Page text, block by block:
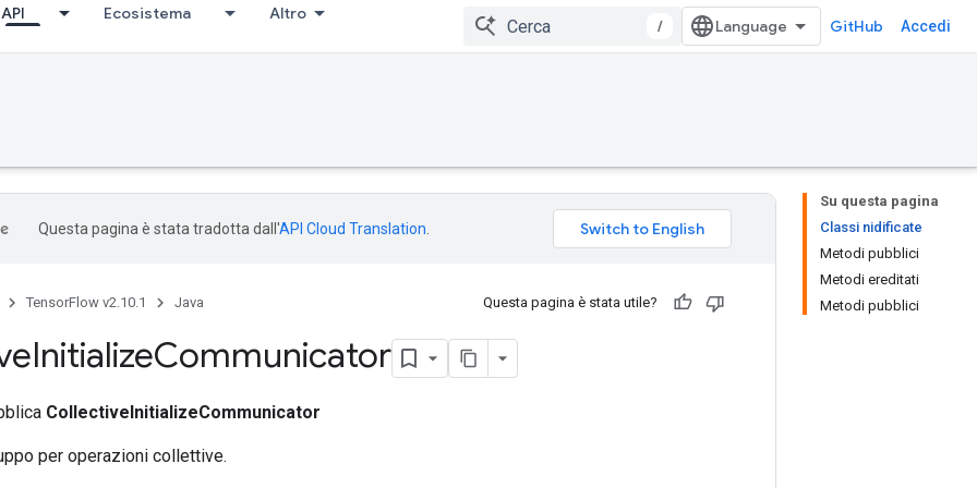
API Ecosistema Altro
/ GitHub Accedi
Su questa pagina
Classi nidificate
Metodi pubblici
Metodi ereditati
Metodi pubblici
Questa pagina è stata tradotta dall'API Cloud Translation
TensorFlow v2.10.1 Java Questa pagina è stata utile?
InitializeCommunicator
CollectiveInitializeCommunicator
per operazioni collettive.